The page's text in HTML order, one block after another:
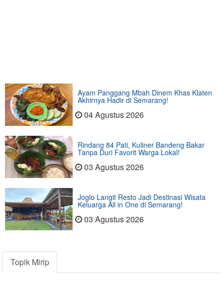
Ayam Panggang Mbah Dinem Khas Klaten
Akhirnya Hadir di Semarang!
04 Agustus 2026
Rindang 84 Pati, Kuliner Bandeng Bakar
Tanpa Duri Favorit Warga Lokal!
03 Agustus 2026
Joglo Langit Resto Jadi Destinasi Wisata
Keluarga All in One di Semarang!
03 Agustus 2026
Topik Mirip